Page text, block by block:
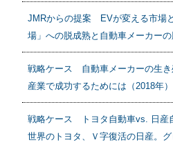
JMRからの提案 EVが変える市場
場」への脱成熟と自動車メーカーの
戦略ケース 自動車メーカーの生
産業で成功するためには（2018年）
戦略ケース トヨタ自動車vs. 日産
世界のトヨタ、Ｖ字復活の日産。